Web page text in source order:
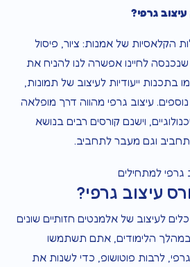
גרפי?
הקלאסיות של אמנות: ציור, פיסול
שנכנסה לחיינו אפשרה לנו להניח את
ייעודיות לעיצוב של תמונות,
נוספים. עיצוב גרפי מהווה דרך מופלאה
וישנם קורסים רבים בנושא
וגם מעבר לתחביב.
עיצוב גרפי?
לעיצוב של אלמנטים חזותיים שונים
במהלך הלימודים, אתם תשתמשו
גרפי, לרבות פוטושופ, כדי לשנות את